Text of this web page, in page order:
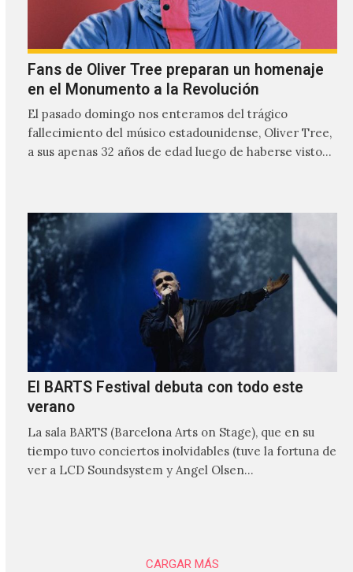
Fans de Oliver Tree preparan un homenaje
en el Monumento a la Revolución
El pasado domingo nos enteramos del trágico
fallecimiento del músico estadounidense, Oliver Tree,
a sus apenas 32 años de edad luego de haberse visto
El BARTS Festival debuta con todo este
verano
La sala BARTS (Barcelona Arts on Stage), que en su
tiempo tuvo conciertos inolvidables (tuve la fortuna de
ver a LCD Soundsystem y Angel Olsen…
CARGAR MÁS